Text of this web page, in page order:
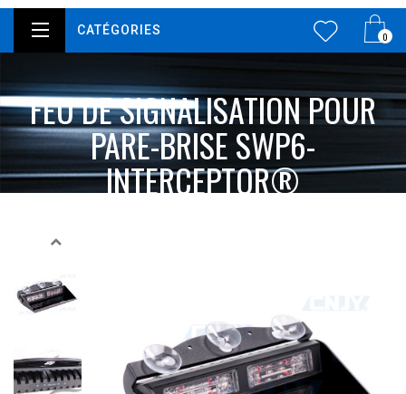
0
CATÉGORIES
FEU DE SIGNALISATION POUR
PARE-BRISE SWP6-
INTERCEPTOR®